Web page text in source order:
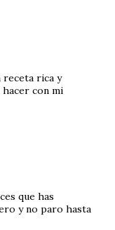
receta rica y
hacer con mi
que has
y no paro hasta